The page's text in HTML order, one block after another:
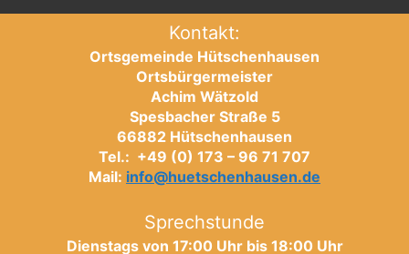
Kontakt:
Ortsgemeinde Hütschenhausen
Ortsbürgermeister
Achim Wätzold
Spesbacher Straße 5
66882 Hütschenhausen
Tel.: +49 (0) 173 – 96 71 707
Mail: info@huetschenhausen.de
Sprechstunde
Dienstags von 17:00 Uhr bis 18:00 Uhr